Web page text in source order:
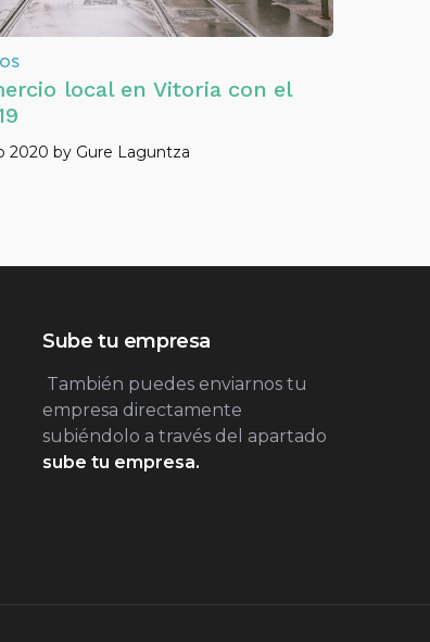
local en Vitoria con el
2020 by Gure Laguntza
Sube tu empresa
También puedes enviarnos tu
empresa directamente
subiéndolo a través del apartado
sube tu empresa.